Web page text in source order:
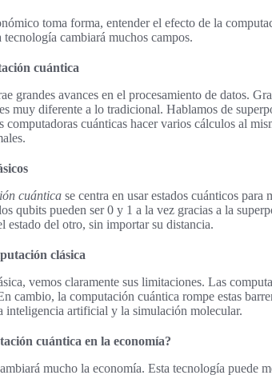
toma forma, entender el efecto de la
tecnología cambiará muchos campos.
cuántica
grandes avances en el procesamiento de datos.
muy diferente a lo tradicional. Hablamos de
computadoras cuánticas hacer varios cálculos al
cuántica se centra en usar estados cuánticos
qubits pueden ser 0 y 1 a la vez gracias a la
estado del otro, sin importar su distancia.
clásica
vemos claramente sus limitaciones. Las
cambio, la computación cuántica rompe estas
inteligencia artificial y la simulación molecular.
cuántica en la economía?
mucho la economía. Esta tecnología puede